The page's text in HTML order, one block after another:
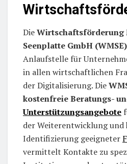
DieWirtschaftsförderung
Seenplatte GmbH (WMSE)
Anlaufstelle für
in allen wirtschaftlichen
der Digitalisierung. Die
kostenfreie Beratungs-
Unterstützungsangebote
der Weiterentwicklung
Identifizierung geeigneter
vermittelt Kontakte zu